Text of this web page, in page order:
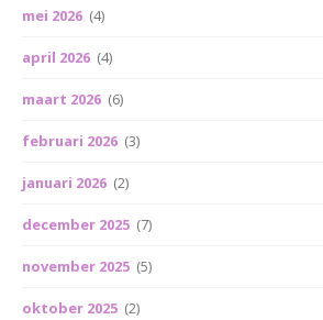
mei 2026 (4)
april 2026 (4)
maart 2026 (6)
februari 2026 (3)
januari 2026 (2)
december 2025 (7)
november 2025 (5)
oktober 2025 (2)